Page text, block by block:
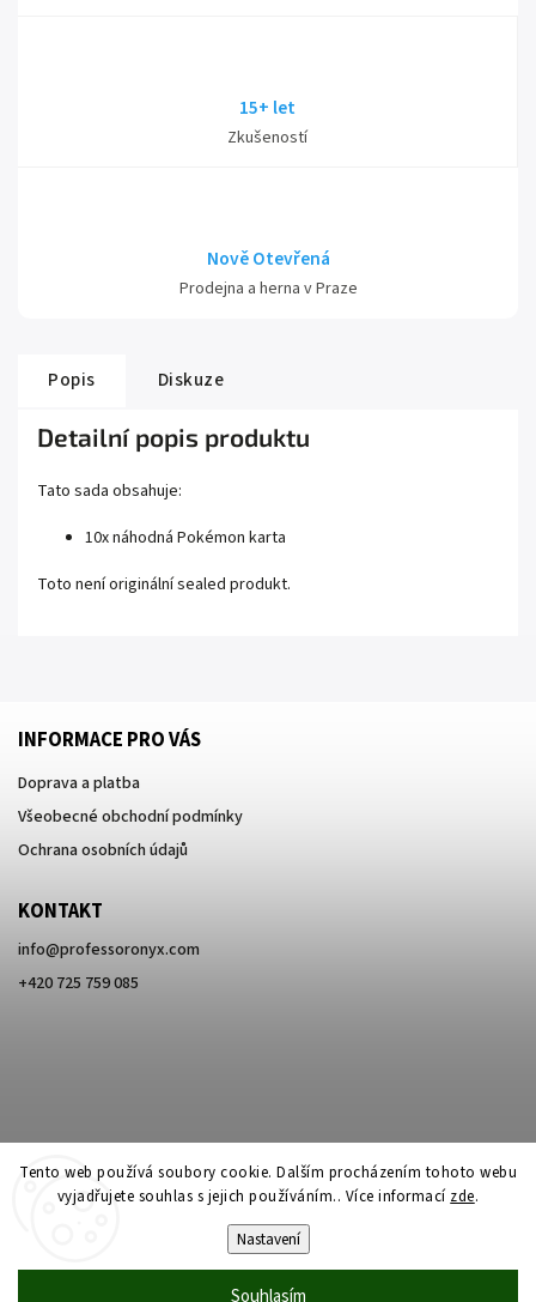
Tento web používá soubory cookie. Dalším procházením tohoto webu
vyjadřujete souhlas s jejich používáním.. Více informací zde.
Nastavení
Souhlasím
15+ let
Zkušeností
Nově Otevřená
Prodejna a herna v Praze
Popis Diskuze
Detailní popis produktu
Tato sada obsahuje:
10x náhodná Pokémon karta
Toto není originální sealed produkt.
INFORMACE PRO VÁS
Doprava a platba
Všeobecné obchodní podmínky
Ochrana osobních údajů
KONTAKT
info@professoronyx.com
+420 725 759 085
Professor Onyx. Všechna práva vyhrazena.